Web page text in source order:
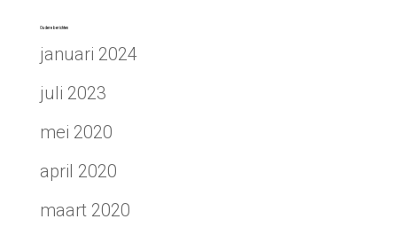
Oudere berichten
januari 2024
juli 2023
mei 2020
april 2020
maart 2020